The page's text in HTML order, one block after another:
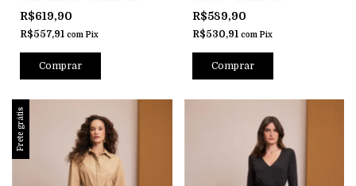
R$619,90
R$557,91 com Pix
Comprar
R$589,90
R$530,91 com Pix
Comprar
Frete grátis